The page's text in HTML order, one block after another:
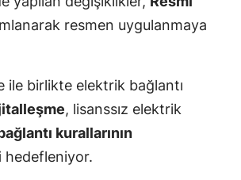
resmen uygulanmaya
ile birlikte elektrik bağlantı
, lisanssız elektrik
kurallarının
hedefleniyor.